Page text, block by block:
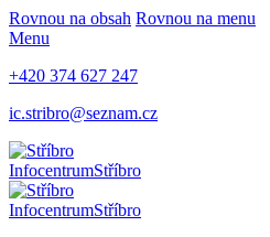
Rovnou na obsah Rovnou na menu
Menu
+420 374 627 247
ic.stribro@seznam.cz
InfocentrumStříbro
InfocentrumStříbro